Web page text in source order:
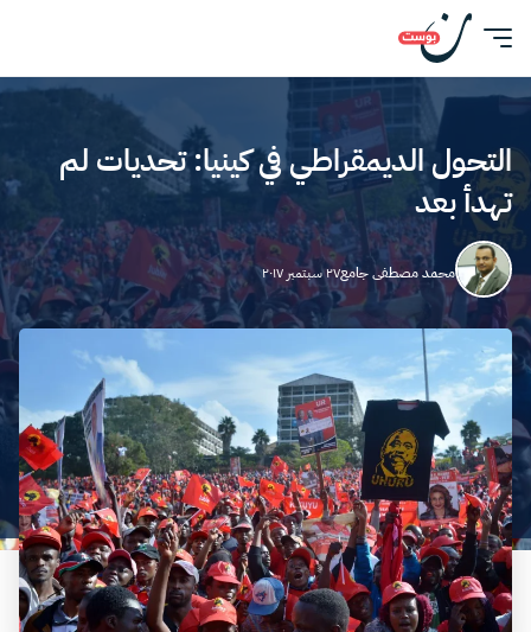
التحول الديمقراطي في كينيا: تحديات لم
تهدأ بعد
محمد مصطفى جامع٢٧ سبتمبر ٢٠١٧